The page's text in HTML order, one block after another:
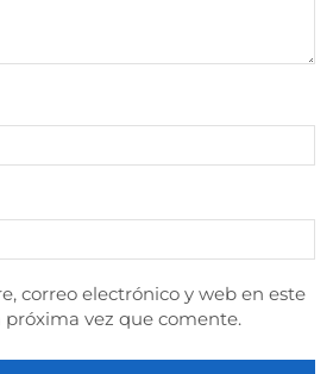
correo electrónico y web en este
próxima vez que comente.